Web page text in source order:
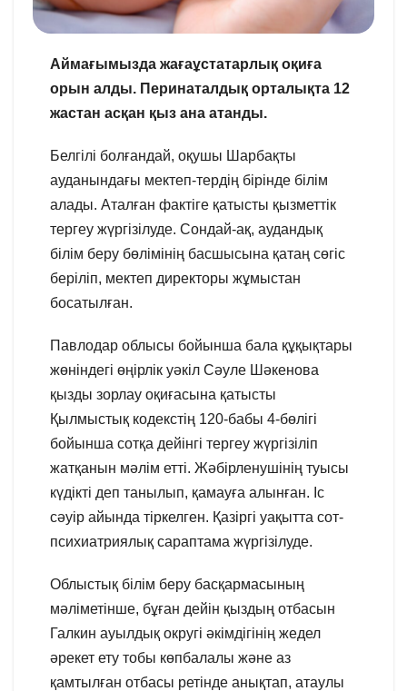
Аймағымызда жағаұстатарлық оқиға
орын алды. Перинаталдық орталықта 12
жастан асқан қыз ана атанды.
Белгілі болғандай, оқушы Шарбақты
ауданындағы мектеп-тердің бірінде білім
алады. Аталған фактіге қатысты қызметтік
тергеу жүргізілуде. Сондай-ақ, аудандық
білім беру бөлімінің басшысына қатаң сөгіс
беріліп, мектеп директоры жұмыстан
босатылған.
Павлодар облысы бойынша бала құқықтары
жөніндегі өңірлік уәкіл Сәуле Шәкенова
қызды зорлау оқиғасына қатысты
Қылмыстық кодекстің 120-бабы 4-бөлігі
бойынша сотқа дейінгі тергеу жүргізіліп
жатқанын мәлім етті. Жәбірленушінің туысы
күдікті деп танылып, қамауға алынған. Іс
сәуір айында тіркелген. Қазіргі уақытта сот-
психиатриялық сараптама жүргізілуде.
Облыстық білім беру басқармасының
мәліметінше, бұған дейін қыздың отбасын
Галкин ауылдық округі әкімдігінің жедел
әрекет ету тобы көпбалалы және аз
қамтылған отбасы ретінде анықтап, атаулы